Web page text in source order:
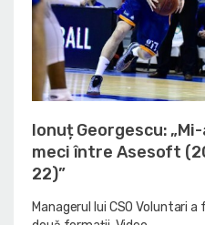
Ionuț Georgescu:
meci între Asesoft
22)”
Managerul lui CSO Voluntari